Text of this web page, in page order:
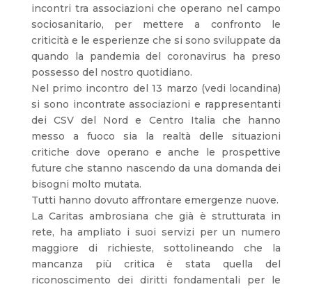
incontri tra associazioni che operano nel campo
sociosanitario, per mettere a confronto le
criticità e le esperienze che si sono sviluppate da
quando la pandemia del coronavirus ha preso
possesso del nostro quotidiano.
Nel primo incontro del 13 marzo (vedi locandina)
si sono incontrate associazioni e rappresentanti
dei CSV del Nord e Centro Italia che hanno
messo a fuoco sia la realtà delle situazioni
critiche dove operano e anche le prospettive
future che stanno nascendo da una domanda dei
bisogni molto mutata.
Tutti hanno dovuto affrontare emergenze nuove.
La Caritas ambrosiana che già è strutturata in
rete, ha ampliato i suoi servizi per un numero
maggiore di richieste, sottolineando che la
mancanza più critica è stata quella del
riconoscimento dei diritti fondamentali per le